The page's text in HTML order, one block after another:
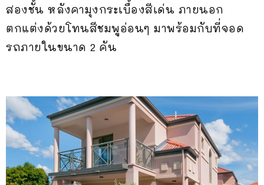
สองชั้น หลังคามุงกระเบื้องสีเด่น ภายนอก
ตกแต่งด้วยโทนสีชมพูอ่อนๆ มาพร้อมกับที่จอด
รถภายในขนาด 2 คัน